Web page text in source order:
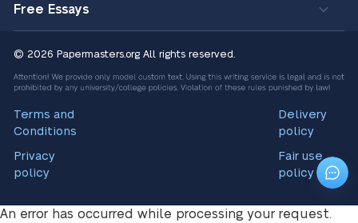
Free Essays
© 2026 Papermasters.org All rights reserved.
Terms and
Conditions
Privacy
policy
Delivery
policy
Fair use
policy
An error has occurred while processing your request.